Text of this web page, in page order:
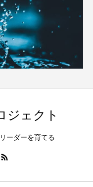
ジェクト
ーダーを育てる